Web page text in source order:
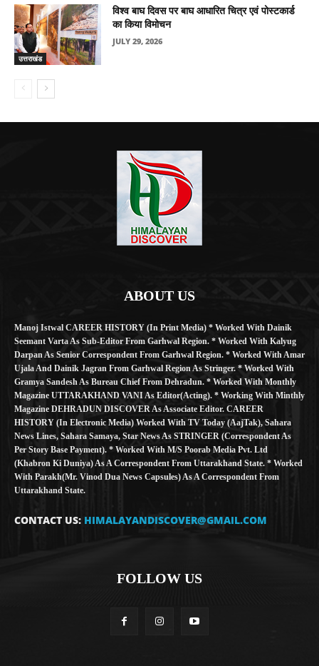
उत्तराखंड
विश्व बाघ दिवस पर बाघ आधारित चित्र एवं पोस्टकार्ड
का किया विमोचन
JULY 29, 2026
ABOUT US
Manoj Istwal CAREER HISTORY (in Print Media) * Worked With Dainik
Seemant Varta As Sub-Editor From Garhwal Region. * Worked With Kalyug
Darpan As Senior Correspondent From Garhwal Region. * Worked With Amar
Ujala And Dainik Jagran From Garhwal Region As Stringer. * Worked With
Gramya Sandesh As Bureau Chief From Dehradun. * Worked With Monthly
Magazine UTTARAKHAND VANI As Editor(Acting). * Working With Minthly
Magazine DEHRADUN DISCOVER As Associate Editor. CAREER
HISTORY (in Electronic Media) Worked With TV Today (AajTak), Sahara
News Lines, Sahara Samaya, Star News As STRINGER (Correspondent As
Per Story Base Payment). * Worked With M/S Poorab Media Pvt. Ltd
(Khabron Ki Duniya) As A Correspondent From Uttarakhand State. * Worked
With Parakh(Mr. Vinod Dua News Capsules) As A Correspondent From
Uttarakhand State.
CONTACT US: HIMALAYANDISCOVER@GMAIL.COM
FOLLOW US